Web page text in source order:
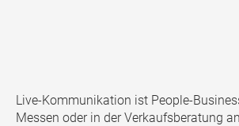
Live-Kommunikation ist People-
Messen oder in der Verkaufsberatung